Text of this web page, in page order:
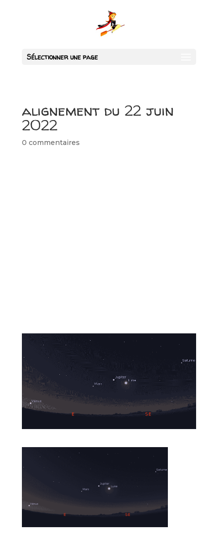
Sélectionner une page
alignement du 22 juin
2022
0 commentaires